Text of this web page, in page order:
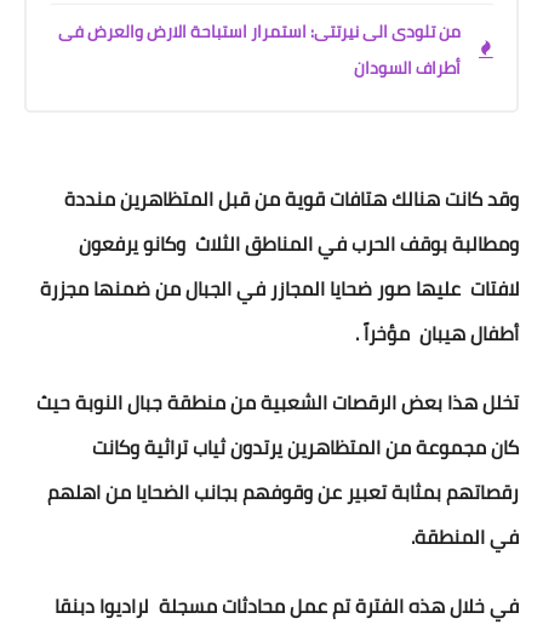
من تلودى الى نيرتتى: استمرار استباحة الارض والعرض فى
أطراف السودان
وقد كانت هنالك هتافات قوية من قبل المتظاهرين منددة
ومطالبة بوقف الحرب في المناطق الثلاث وكانو يرفعون
لافتات عليها صور ضحايا المجازر في الجبال من ضمنها مجزرة
أطفال هيبان مؤخراً .
تخلل هذا بعض الرقصات الشعبية من منطقة جبال النوبة حيث
كان مجموعة من المتظاهرين يرتدون ثياب تراثية وكانت
رقصاتهم بمثابة تعبير عن وقوفهم بجانب الضحايا من اهلهم
في المنطقة.
في خلال هذه الفترة تم عمل محادثات مسجلة لراديوا دبنقا